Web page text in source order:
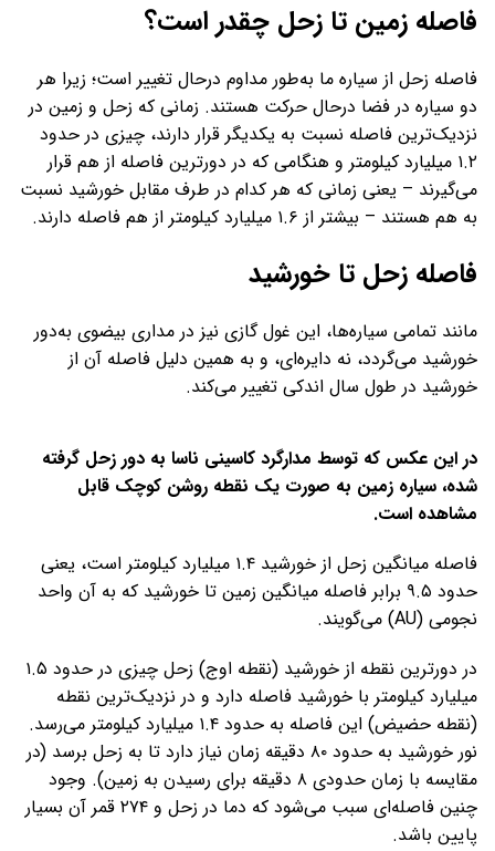
فاصله‌ زمین تا زحل چقدر است؟
فاصله زحل از سیاره‌ ما به‌طور مداوم درحال تغییر است؛ زیرا هر
دو سیاره در فضا درحال حرکت هستند. زمانی که زحل و زمین در
نزدیک‌ترین فاصله نسبت به یکدیگر قرار دارند، چیزی در حدود
۱.۲ میلیارد کیلومتر و هنگامی که در دورترین فاصله از هم قرار
می‌گیرند – یعنی زمانی که هر کدام در طرف مقابل خورشید نسبت
به هم هستند – بیشتر از ۱.۶ میلیارد کیلومتر از هم فاصله دارند.
فاصله زحل تا خورشید
مانند تمامی سیاره‌ها، این غول گازی نیز در مداری بیضوی به‌دور
خورشید می‌گردد، نه دایره‌ای، و به همین دلیل فاصله آن از
خورشید در طول سال اندکی تغییر می‌کند.
در این عکس که توسط مدارگرد کاسینی ناسا به دور زحل گرفته
شده، سیاره زمین به صورت یک نقطه روشن کوچک قابل
مشاهده است.
فاصله میانگین زحل از خورشید ۱.۴ میلیارد کیلومتر است، یعنی
حدود ۹.۵ برابر فاصله میانگین زمین تا خورشید که به آن واحد
نجومی (AU) می‌گویند.
در دورترین نقطه از خورشید (نقطه اوج) زحل چیزی در حدود ۱.۵
میلیارد کیلومتر با خورشید فاصله دارد و در نزدیک‌ترین نقطه
(نقطه حضیض) این فاصله به حدود ۱.۴ میلیارد کیلومتر می‌رسد.
نور خورشید به حدود ۸۰ دقیقه زمان نیاز دارد تا به زحل برسد (در
مقایسه با زمان حدودی ۸ دقیقه برای رسیدن به زمین). وجود
چنین فاصله‌ای سبب می‌شود که دما در زحل و ۲۷۴ قمر آن بسیار
پایین باشد.